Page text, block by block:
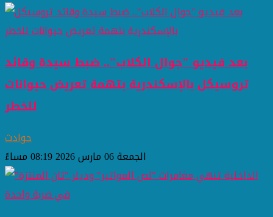
بعد فيديو "جوال الكلاب".. ضبط سيدة وقائد
تروسيكل بالإسكندرية بتهمة تعريض حيوانات
للخطر
حوادث
الجمعة 06 مارس 2026 08:19 مساءً